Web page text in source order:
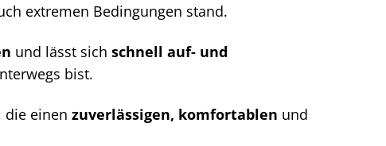
extremen Bedingungen stand.
und lässt sichschnell auf- und
bist.
die einenzuverlässigen, komfortablen und